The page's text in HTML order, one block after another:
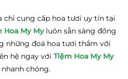
chỉ cung cấp hoa tươi uy tín tại
Hoa My Myluôn sẵn sàng đồng
những đoá hoa tươi thắm với
hệ ngay với Tiệm Hoa My My
chóng.